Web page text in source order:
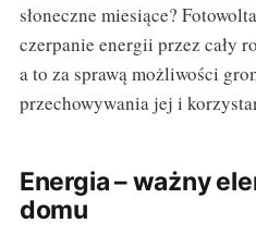
słoneczne miesiące?
czerpanie energii przez cały
a to za sprawą możliwości
przechowywania jej i
Energia – ważny
domu